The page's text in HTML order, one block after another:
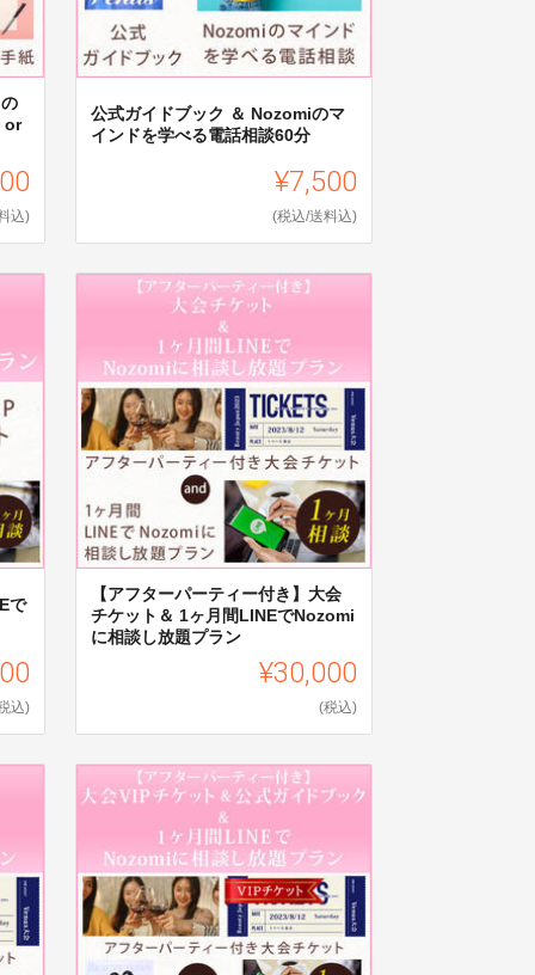
or
込)
公式ガイドブック ＆ Nozomiのマ
インドを学べる電話相談60分
¥7,500
(税込/送料込)
で
込)
【アフターパーティー付き】大会
チケット＆ 1ヶ月間LINEでNozomi
に相談し放題プラン
¥30,000
(税込)